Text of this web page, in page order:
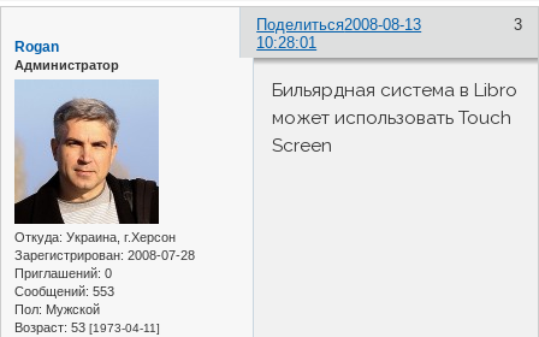
Поделиться 3
2008-08-13
10:28:01
Rogan
Администратор
Откуда: Украина, г.Херсон
Зарегистрирован: 2008-07-28
Приглашений: 0
Сообщений: 553
Пол: Мужской
Возраст: 53 [1973-04-11]
Бильярдная система в Libro
может использовать Touch
Screen